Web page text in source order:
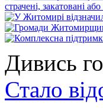
Дивись
Стало